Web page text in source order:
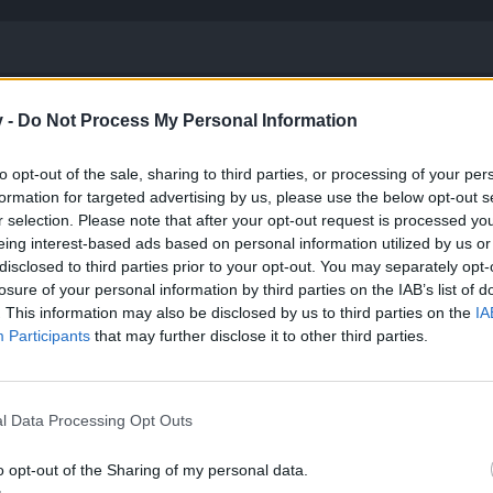
- Do Not Process My Personal Information
opt-out of the sale, sharing to third parties, or processing of your
for targeted advertising by us, please use the below opt-out
selection. Please note that after your opt-out request is processed
interest-based ads based on personal information utilized by us
to third parties prior to your opt-out. You may separately
of your personal information by third parties on the IAB’s list of
This information may also be disclosed by us to third parties on the
Participants that may further disclose it to other third parties.
Data Processing Opt Outs
opt-out of the Sharing of my personal data.
feststellen wer wieviel dpi hat?
hab ich halt das gefühl, dass hier geschummelt wird bei den
​
spanisch vor, wenn man die dpi-Könige dann im pvp trifft,